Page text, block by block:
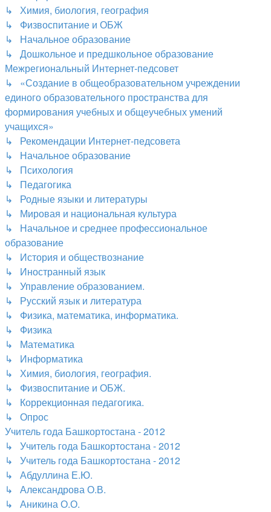
↳ Химия, биология, география
↳ Физвоспитание и ОБЖ
↳ Начальное образование
↳ Дошкольное и предшкольное образование
Межрегиональный Интернет-педсовет
↳ «Создание в общеобразовательном учреждении
единого образовательного пространства для
формирования учебных и общеучебных умений
учащихся»
↳ Рекомендации Интернет-педсовета
↳ Начальное образование
↳ Психология
↳ Педагогика
↳ Родные языки и литературы
↳ Мировая и национальная культура
↳ Начальное и среднее профессиональное
образование
↳ История и обществознание
↳ Иностранный язык
↳ Управление образованием.
↳ Русский язык и литература
↳ Физика, математика, информатика.
↳ Физика
↳ Математика
↳ Информатика
↳ Химия, биология, география.
↳ Физвоспитание и ОБЖ.
↳ Коррекционная педагогика.
↳ Опрос
Учитель года Башкортостана - 2012
↳ Учитель года Башкортостана - 2012
↳ Учитель года Башкортостана - 2012
↳ Абдуллина Е.Ю.
↳ Александрова О.В.
↳ Аникина О.О.